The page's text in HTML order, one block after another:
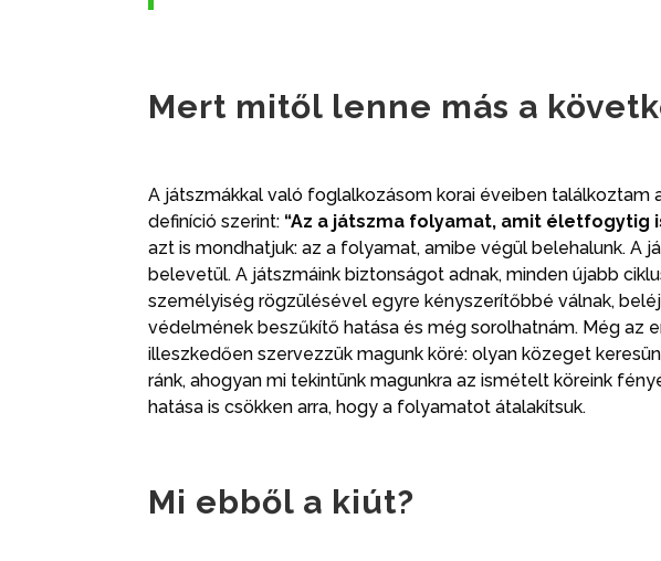
Mert mitől lenne más a
A játszmákkal való foglalkozásom korai éveiben találkoztam
definíció szerint: “Az a játszma folyamat, amit életfogytig
azt is mondhatjuk: az a folyamat, amibe végül belehalunk. A
belevetül. A játszmáink biztonságot adnak, minden újabb
személyiség rögzülésével egyre kényszerítőbbé válnak,
védelmének beszűkítő hatása és még sorolhatnám. Még az
illeszkedően szervezzük magunk köré: olyan közeget
ránk, ahogyan mi tekintünk magunkra az ismételt köreink
hatása is csökken arra, hogy a folyamatot átalakítsuk.
Mi ebből a kiút?